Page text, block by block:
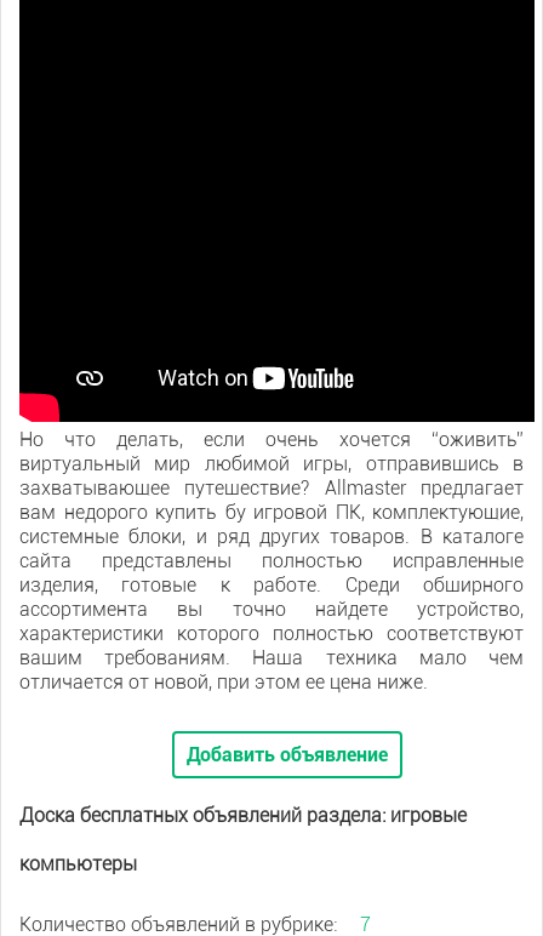
Но что делать, если очень хочется “оживить”
виртуальный мир любимой игры, отправившись в
захватывающее путешествие? Allmaster предлагает
вам недорого купить бу игровой ПК, комплектующие,
системные блоки, и ряд других товаров. В каталоге
сайта представлены полностью исправленные
изделия, готовые к работе. Среди обширного
ассортимента вы точно найдете устройство,
характеристики которого полностью соответствуют
вашим требованиям. Наша техника мало чем
отличается от новой, при этом ее цена ниже.
Добавить объявление
Доска бесплатных объявлений раздела: игровые
компьютеры
Количество объявлений в рубрике: 7